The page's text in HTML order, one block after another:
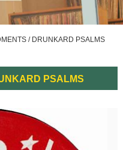
/ DRUNKARD PSALMS
PSALMS